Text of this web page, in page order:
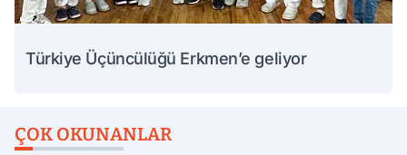
Türkiye Üçüncülüğü Erkmen’e geliyor
ÇOK OKUNANLAR